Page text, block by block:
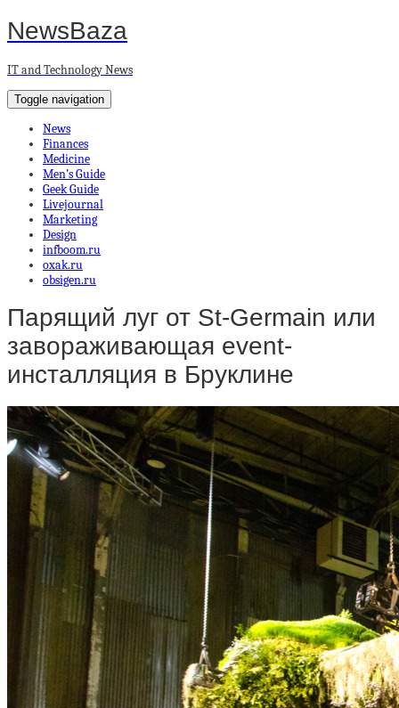
NewsBaza
IT and Technology News
Toggle navigation
News
Finances
Medicine
Men’s Guide
Geek Guide
Livejournal
Marketing
Design
infboom.ru
oxak.ru
obsigen.ru
Парящий луг от St-Germain или
завораживающая event-
инсталляция в Бруклине